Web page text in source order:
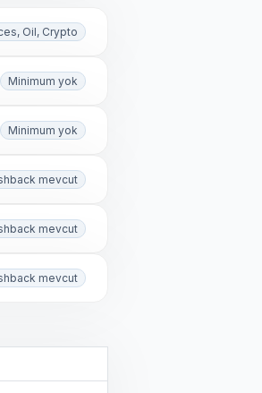
Oil, Crypto
Minimum yok
Minimum yok
mevcut
mevcut
mevcut